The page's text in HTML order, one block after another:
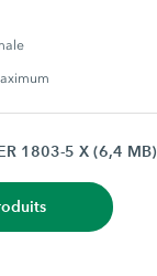
1803-5 X (6,4 MB)